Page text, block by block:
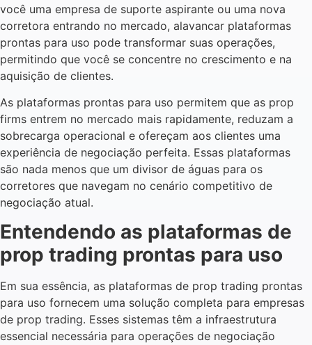
você uma empresa de suporte aspirante ou uma nova
corretora entrando no mercado, alavancar plataformas
prontas para uso pode transformar suas operações,
permitindo que você se concentre no crescimento e na
aquisição de clientes.
As plataformas prontas para uso permitem que as prop
firms entrem no mercado mais rapidamente, reduzam a
sobrecarga operacional e ofereçam aos clientes uma
experiência de negociação perfeita. Essas plataformas
são nada menos que um divisor de águas para os
corretores que navegam no cenário competitivo de
negociação atual.
Entendendo as plataformas de
prop trading prontas para uso
Em sua essência, as plataformas de prop trading prontas
para uso fornecem uma solução completa para empresas
de prop trading. Esses sistemas têm a infraestrutura
essencial necessária para operações de negociação